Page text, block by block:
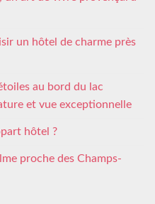
un hôtel de charme près
au bord du lac
et vue exceptionnelle
hôtel ?
proche des Champs-